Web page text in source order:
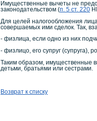
Имущественные вычеты не
законодательством (п. 5 ст. 220
Для целей налогообложения
совершаемых ими сделок. Так,
- физлица, если одно из них
- физлицо, его супруг (супруга),
Таким образом, имущественные
детьми, братьями или сестрами.
Возврат к списку